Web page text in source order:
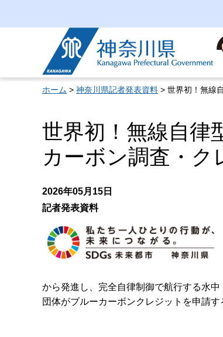
神奈川県
ホーム > 神奈川県記者発表資料 > 世界初！無線
世界初！無線自律
カーボン調査・ク
2026年05月15日
記者発表資料
から発進し、完全自律制御で航行する水
団体がブルーカーボンクレジットを申請す